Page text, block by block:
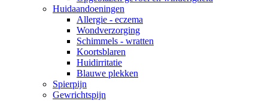
Huidaandoeningen
Allergie - eczema
Wondverzorging
Schimmels - wratten
Koortsblaren
Huidirritatie
Blauwe plekken
Spierpijn
Gewrichtspijn